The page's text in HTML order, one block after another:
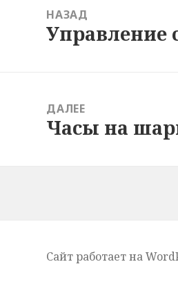
записям
НАЗАД
Предыдущая
Управление
ДАЛЕЕ
Следующая
Часы на
Сайт работает на